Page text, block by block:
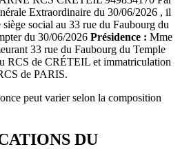
Extraordinaire du 30/06/2026 , il
siège social au 33 rue du Faubourg du
du 30/06/2026 Présidence : Mme
33 rue du Faubourg du Temple
RCS de CRÉTEIL et immatriculation
de PARIS.
peut varier selon la composition
DU